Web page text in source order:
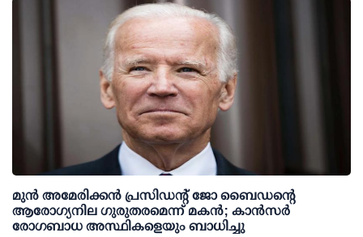
മുന്‍ അമേരിക്കന്‍ പ്രസിഡന്റ് ജോ ബൈഡന്റെ
ആരോഗ്യനില ഗുരുതരമെന്ന് മകന്‍; കാന്‍സര്‍
രോഗബാധ അസ്ഥികളെയും ബാധിച്ചു